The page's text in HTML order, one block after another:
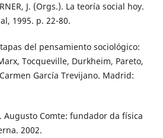
J. (Orgs.). La teoría social hoy.
1995. p. 22-80.
del pensamiento sociológico:
Tocqueville, Durkheim, Pareto,
García Trevijano. Madrid:
Augusto Comte: fundador da física
2002.